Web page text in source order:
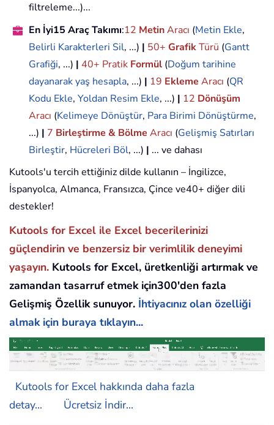
filtreleme...)...
En İyi15 Araç Takımı:12 MetinAracı (Metin Ekle,
Belirli Karakterleri Sil, ...) | 50+ GrafikTürü (Gantt
Grafiği, ...) | 40+ Pratik Formül (Doğum tarihine
dayanarak yaş hesapla, ...) | 19 Ekleme Aracı (QR
Kodu Ekle, Yoldan Resim Ekle, ...) | 12 Dönüşüm
Aracı (Kelimeye Dönüştür, Para Birimi Dönüştürme,
...) | 7 Birleştirme & Bölme Aracı (Gelişmiş Satırları
Birleştir, Hücreleri Böl, ...) | ... ve dahası
Kutools'u tercih ettiğiniz dilde kullanın – İngilizce,
İspanyolca, Almanca, Fransızca, Çince ve40+ diğer dili
destekler!
Kutools for Excel ile Excel becerilerinizi
güçlendirin ve benzersiz bir verimlilik deneyimi
yaşayın. Kutools for Excel, üretkenliği artırmak ve
zamandan tasarruf etmek için300'den fazla
Gelişmiş Özellik sunuyor. İhtiyacınız olan özelliği
almak için buraya tıklayın...
Kutools for Excel hakkında daha fazla
detay...
Ücretsiz İndir...